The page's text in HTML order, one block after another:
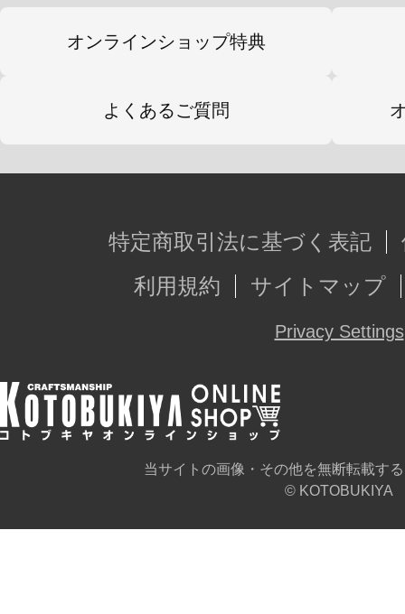
オンラインショップ特典
よくあるご質問
特定商取引法に基づく表記
利用規約
サイトマップ
Privacy Settings
当サイトの画像・その他を無断転載す
© KOTOBUKIYA